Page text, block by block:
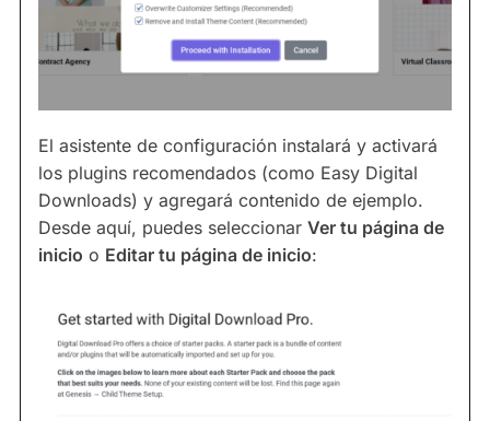
El asistente de configuración instalará y activará
los plugins recomendados (como Easy Digital
Downloads) y agregará contenido de ejemplo.
Desde aquí, puedes seleccionar Ver tu página de
inicio o Editar tu página de inicio: